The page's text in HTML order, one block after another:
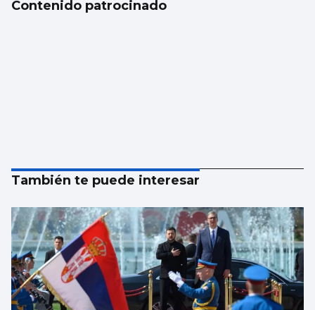
Contenido patrocinado
También te puede interesar